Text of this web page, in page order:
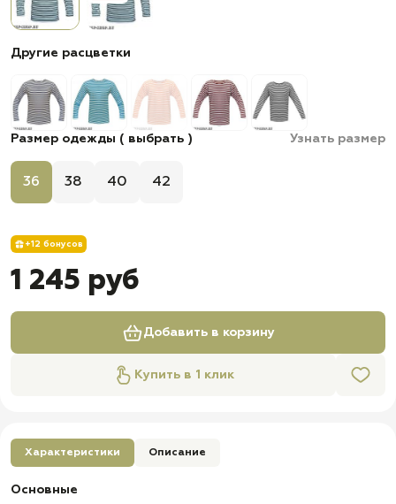
Другие расцветки
Размер одежды ( выбрать ) Узнать размер
36 38 40 42
+12 бонусов
1 245 руб
Добавить в корзину
Купить в 1 клик
Характеристики Описание
Основные